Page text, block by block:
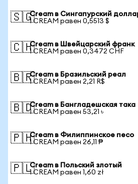
🇸🇬Cream в Сингапурский
1 CREAM равен 0,5513 $
🇨🇭Cream в Швейцарский франк
1 CREAM равен 0,3472 CHF
🇧🇷Cream в Бразильский реал
1 CREAM равен 2,21 R$
🇧🇩Cream в Бангладешская така
1 CREAM равен 53,21 ৳
🇵🇭Cream в Филиппинское песо
1 CREAM равен 26,11 ₱
🇵🇱Cream в Польский злотый
1 CREAM равен 1,60 zł